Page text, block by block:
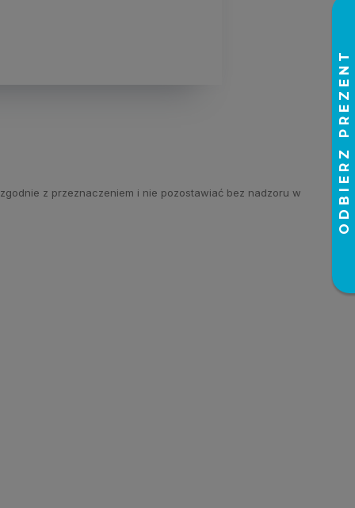
z przeznaczeniem i nie pozostawiać bez nadzoru w